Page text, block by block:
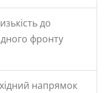
до
фронту
напрямок